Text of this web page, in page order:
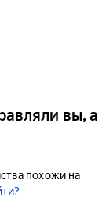
вы, а
похожи на